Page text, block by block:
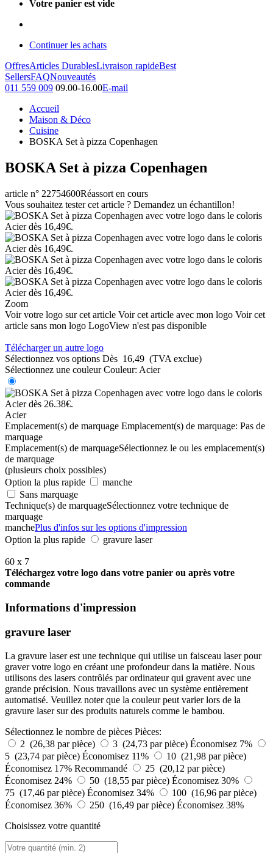
Votre panier est vide
Continuer les achats
OffresArticles DurablesLivraison rapideBest
SellersFAQNouveautés
011 559 009 09.00-16.00E-mail
Accueil
Maison & Déco
Cuisine
BOSKA Set à pizza Copenhagen
BOSKA Set à pizza Copenhagen
article n° 22754600Réassort en cours
Vous souhaitez tester cet article ? Demandez un échantillon!
Zoom
Voir votre logo sur cet article Voir cet article avec mon logo Voir cet
article sans mon logo LogoView n'est pas disponible
Télécharger un autre logo
Sélectionnez vos options Dès 16,49 (TVA exclue)
Sélectionnez une couleur Couleur: Acier
Acier
Emplacement(s) de marquage Emplacement(s) de marquage: Pas de
marquage
Emplacement(s) de marquageSélectionnez le ou les emplacement(s)
de marquage
(plusieurs choix possibles)
Option la plus rapide
manche
Sans marquage
Technique(s) de marquageSélectionnez votre technique de
marquage
manchePlus d'infos sur les options d'impression
Option la plus rapide
gravure laser
60 x 7
Téléchargez votre logo dans votre panier ou après votre
commande
Informations d'impression
gravure laser
La gravure laser est une technique qui utilise un faisceau laser pour
graver votre logo en créant une profondeur dans la matière. Nous
utilisons des lasers contrôlés par ordinateur qui gravent avec une
grande précision. Nous travaillons avec un système entièrement
automatisé. Veuillez noter que la couleur peut varier lors de la
gravure laser sur des produits naturels comme le bambou.
Sélectionnez le nombre de pièces Pièces:
2 (26,38 par pièce)
3 (24,73 par pièce) Économisez 7%
5 (23,74 par pièce) Économisez 11%
10 (21,98 par pièce)
Économisez 17% Recommandé
25 (20,12 par pièce)
Économisez 24%
50 (18,55 par pièce) Économisez 30%
75 (17,46 par pièce) Économisez 34%
100 (16,96 par pièce)
Économisez 36%
250 (16,49 par pièce) Économisez 38%
Choisissez votre quantité